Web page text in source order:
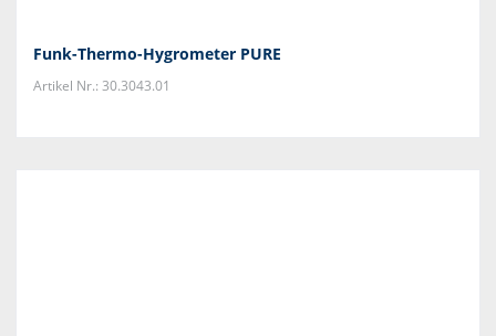
Funk-Thermo-Hygrometer PURE
Artikel Nr.: 30.3043.01